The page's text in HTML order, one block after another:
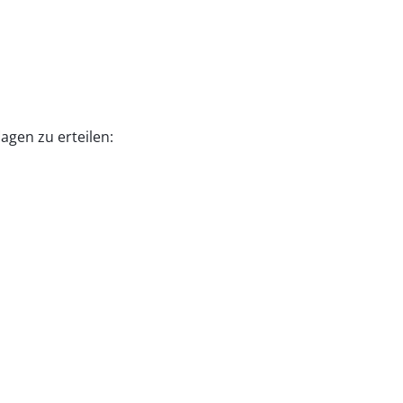
zu erteilen: